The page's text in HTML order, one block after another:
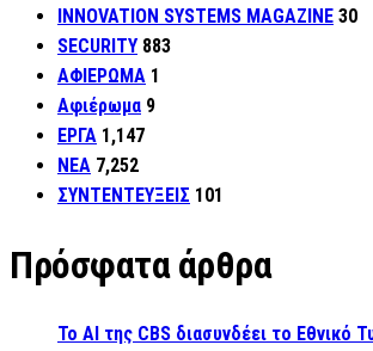
INNOVATION SYSTEMS MAGAZINE 30
SECURITY 883
ΑΦΙΕΡΩΜΑ 1
Αφιέρωμα 9
ΕΡΓΑ 1,147
ΝΕΑ 7,252
ΣΥΝΤΕΝΤΕΥΞΕΙΣ 101
Πρόσφατα άρθρα
Το AI της CBS διασυνδέει το Εθνικό